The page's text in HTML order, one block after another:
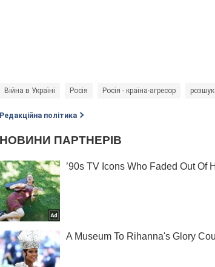
Війна в Україні Росія Росія - країна-агресор розшук
Редакційна політика